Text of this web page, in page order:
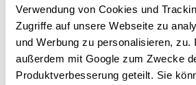
Verwendung von Cookies und
Zugriffe auf unsere Webseite zu
und Werbung zu personalisieren, zu.
außerdem mit Google zum Zwecke
Produktverbesserung geteilt. Sie